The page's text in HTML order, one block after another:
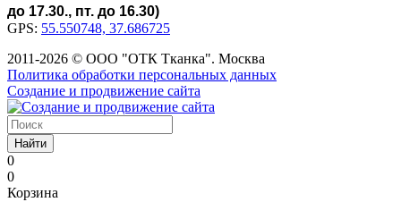
до 17.30., пт. до 16.30)
GPS: 55.550748, 37.686725
2011-2026 © ООО "ОТК Тканка". Москва
Политика обработки персональных данных
Создание и продвижение сайта
Найти
0
0
Корзина